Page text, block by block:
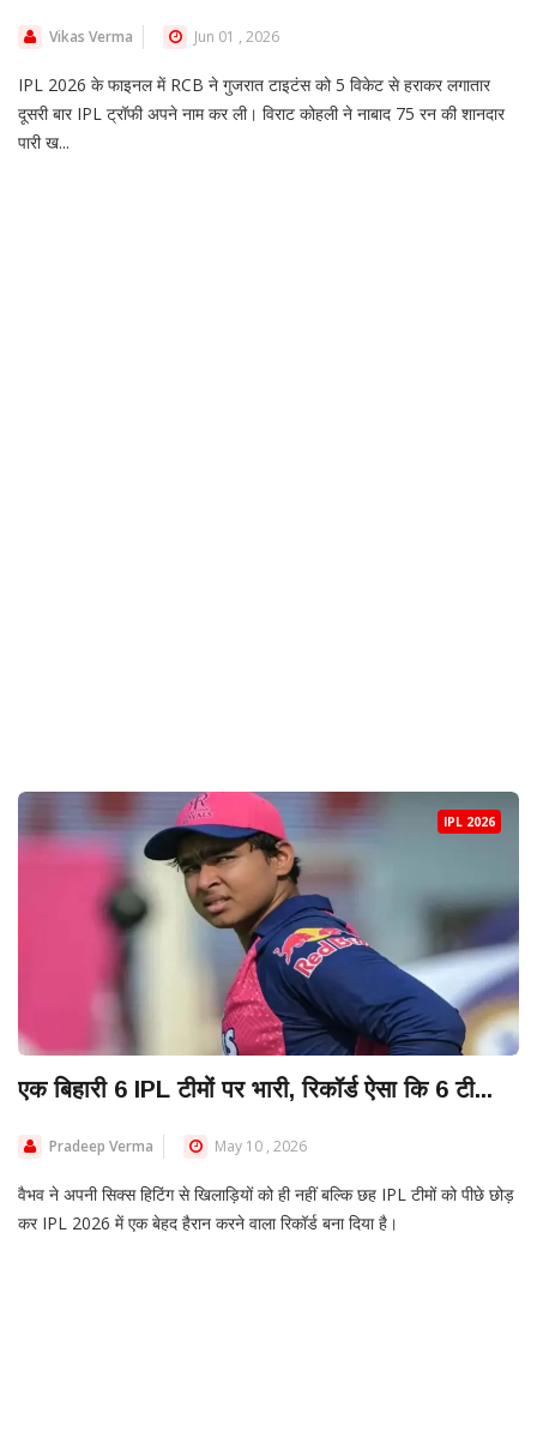
Vikas Verma Jun 01 , 2026
IPL 2026 के फाइनल में RCB ने गुजरात टाइटंस को 5 विकेट से हराकर लगातार
दूसरी बार IPL ट्रॉफी अपने नाम कर ली। विराट कोहली ने नाबाद 75 रन की शानदार
पारी ख...
IPL 2026
एक बिहारी 6 IPL टीमों पर भारी, रिकॉर्ड ऐसा कि 6 टी...
Pradeep Verma May 10 , 2026
वैभव ने अपनी सिक्स हिटिंग से खिलाड़ियों को ही नहीं बल्कि छह IPL टीमों को पीछे छोड़
कर IPL 2026 में एक बेहद हैरान करने वाला रिकॉर्ड बना दिया है।